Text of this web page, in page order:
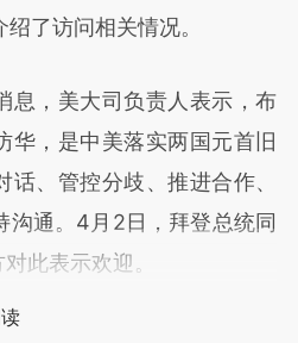
真实意图存在偏差。不代表
了访问相关情况。
，美大司负责人表示，布
华，是中美落实两国元首旧
话、管控分歧、推进合作、
沟通。4月2日，拜登总统同
此表示欢迎。